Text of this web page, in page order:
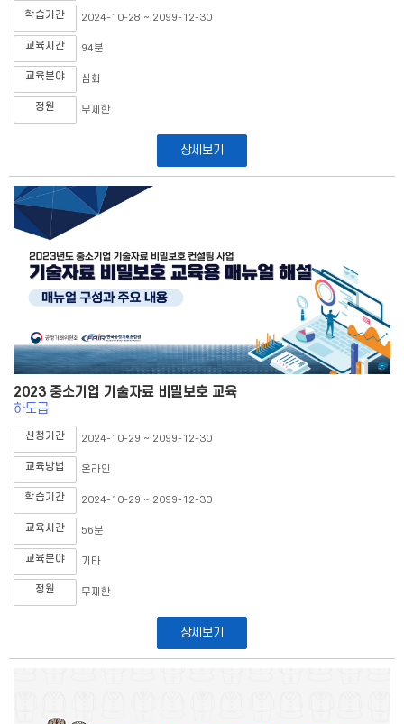
학습기간 2024-10-28 ~ 2099-12-30
교육시간 94분
교육분야 심화
정원 무제한
상세보기
2023 중소기업 기술자료 비밀보호 교육
하도급
신청기간 2024-10-29 ~ 2099-12-30
교육방법 온라인
학습기간 2024-10-29 ~ 2099-12-30
교육시간 56분
교육분야 기타
정원 무제한
상세보기